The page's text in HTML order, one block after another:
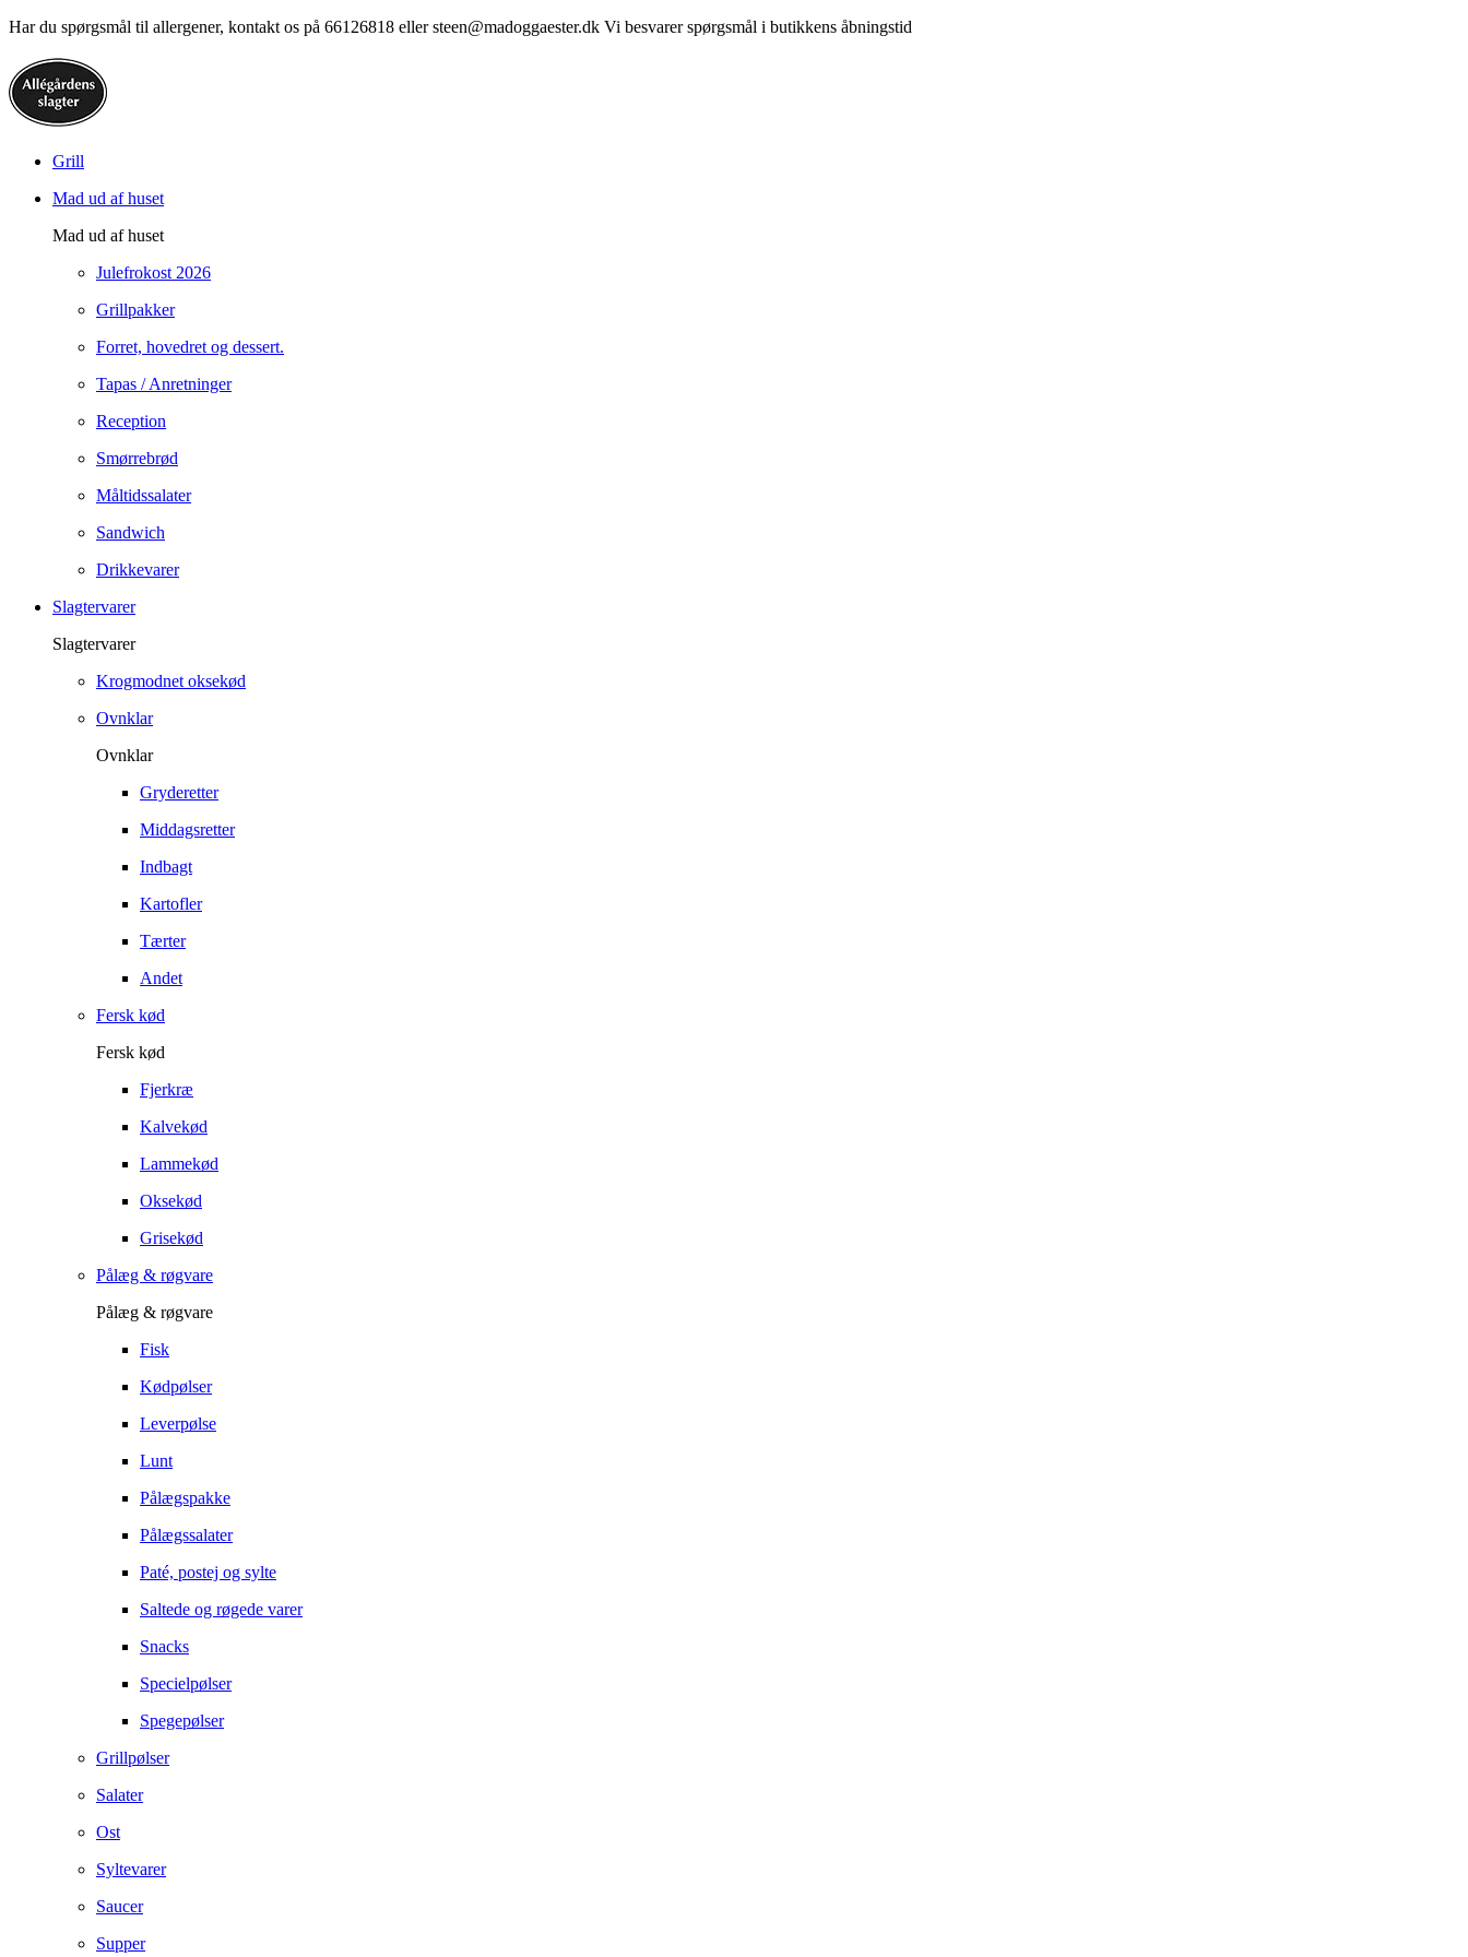
Har du spørgsmål til allergener, kontakt os på 66126818 eller steen@madoggaester.dk Vi besvarer spørgsmål i butikkens åbningstid
Grill
Mad ud af huset
Mad ud af huset
Julefrokost 2026
Grillpakker
Forret, hovedret og dessert.
Tapas / Anretninger
Reception
Smørrebrød
Måltidssalater
Sandwich
Drikkevarer
Slagtervarer
Slagtervarer
Krogmodnet oksekød
Ovnklar
Ovnklar
Gryderetter
Middagsretter
Indbagt
Kartofler
Tærter
Andet
Fersk kød
Fersk kød
Fjerkræ
Kalvekød
Lammekød
Oksekød
Grisekød
Pålæg & røgvare
Pålæg & røgvare
Fisk
Kødpølser
Leverpølse
Lunt
Pålægspakke
Pålægssalater
Paté, postej og sylte
Saltede og røgede varer
Snacks
Specielpølser
Spegepølser
Grillpølser
Salater
Ost
Syltevarer
Saucer
Supper